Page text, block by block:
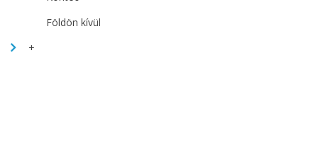
Földön kívül
+